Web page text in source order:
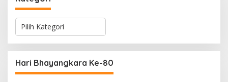
K
e
g
o
r
Hari Bhayangkara Ke-80